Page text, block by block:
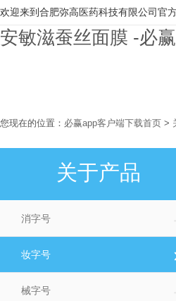
欢迎来到合肥弥高医药科技有限公司官
安敏滋蚕丝面膜 -必
您现在的位置： 必赢app客户端下载首页 >
关于产品
消字号
妆字号
械字号